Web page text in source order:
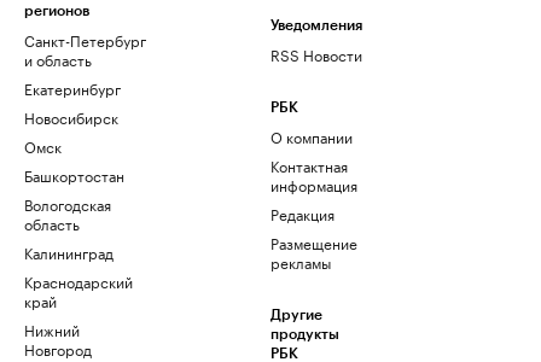
регионов
Санкт-Петербург
и область
Екатеринбург
Новосибирск
Омск
Башкортостан
Вологодская
область
Калининград
Краснодарский
край
Нижний
Новгород
Уведомления
RSS Новости
РБК
О компании
Контактная
информация
Редакция
Размещение
рекламы
Другие
продукты
РБК